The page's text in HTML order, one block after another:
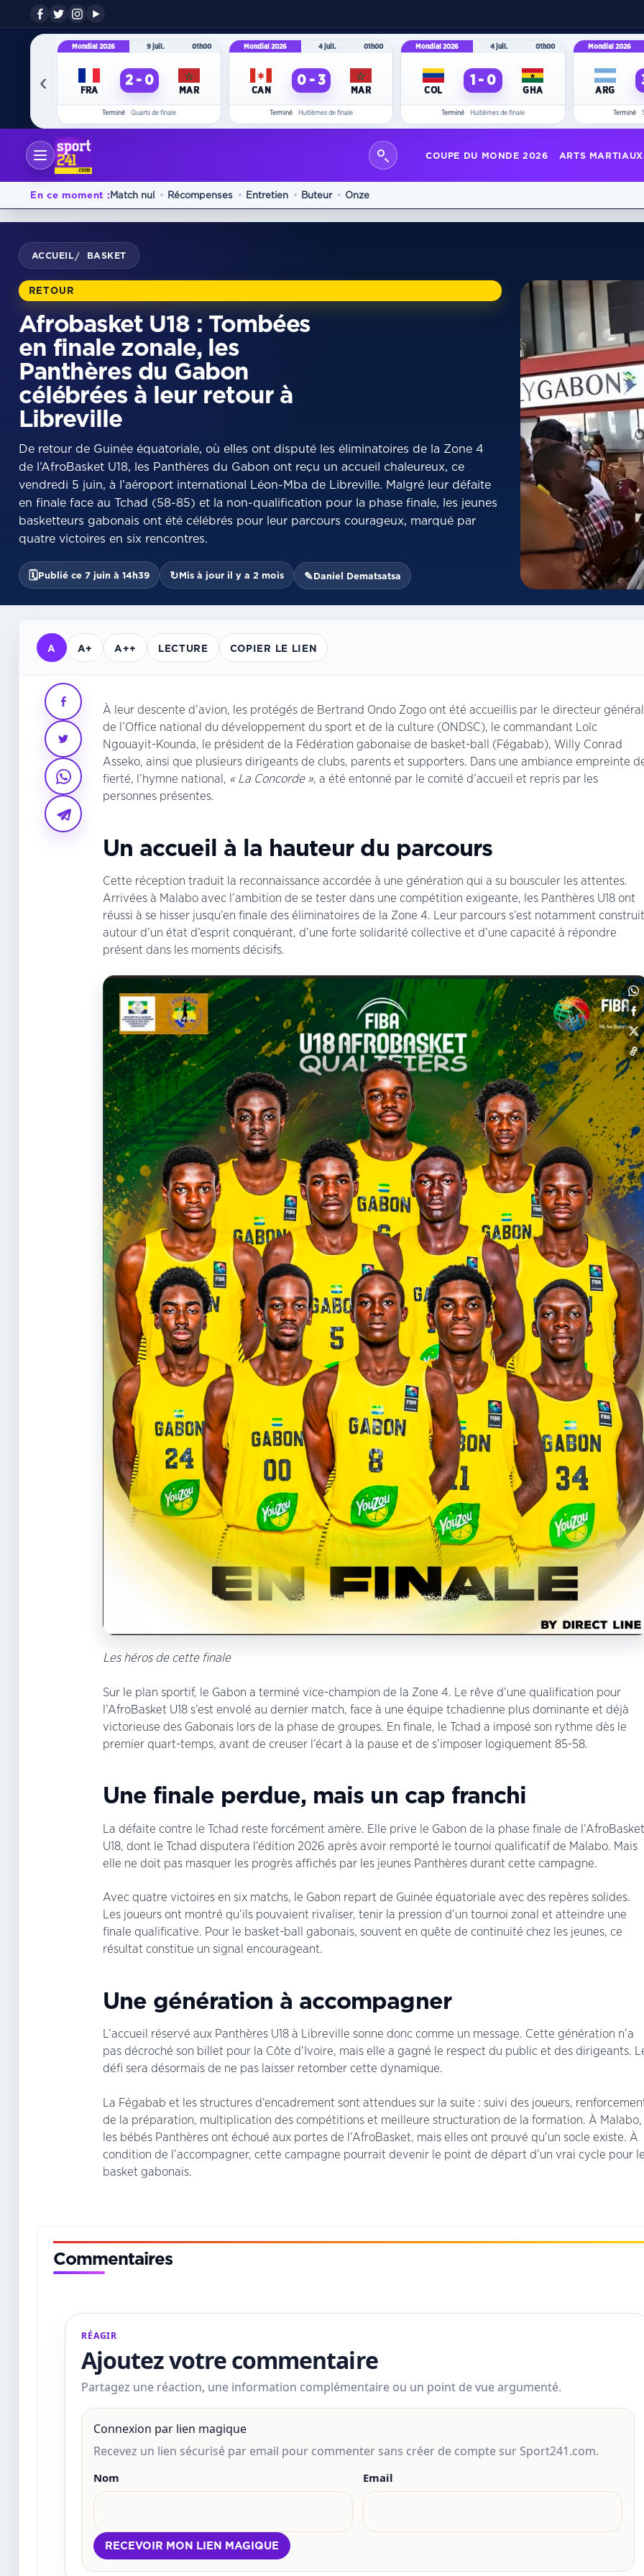
‹
Mondial 2026 9 juil. 01h00
FRA
2 - 0
MAR
Terminé Quarts de finale
Mondial 2026 4 juil. 01h00
CAN
0 - 3
MAR
Terminé Huitièmes de finale
Mondial 2026 4 juil. 01h00
COL
1 - 0
GHA
Terminé Huitièmes de finale
Mondial 2026
ARG
Terminé
COUPE DU MONDE 2026 ARTS MARTIAUX
En ce moment :Match nul Récompenses Entretien Buteur Onze
ACCUEIL/ BASKET
RETOUR
Afrobasket U18 : Tombées
en finale zonale, les
Panthères du Gabon
célébrées à leur retour à
Libreville
De retour de Guinée équatoriale, où elles ont disputé les éliminatoires de la Zone 4
de l’AfroBasket U18, les Panthères du Gabon ont reçu un accueil chaleureux, ce
vendredi 5 juin, à l’aéroport international Léon-Mba de Libreville. Malgré leur défaite
en finale face au Tchad (58-85) et la non-qualification pour la phase finale, les jeunes
basketteurs gabonais ont été célébrés pour leur parcours courageux, marqué par
quatre victoires en six rencontres.
🗓Publié ce 7 juin à 14h39 ↻Mis à jour il y a 2 mois ✎Daniel Dematsatsa
A A+ A++ LECTURE COPIER LE LIEN
À leur descente d’avion, les protégés de Bertrand Ondo Zogo ont été accueillis par le directeur général
de l’Office national du développement du sport et de la culture (ONDSC), le commandant Loïc
Ngouayit-Kounda, le président de la Fédération gabonaise de basket-ball (Fégabab), Willy Conrad
Asseko, ainsi que plusieurs dirigeants de clubs, parents et supporters. Dans une ambiance empreinte
fierté, l’hymne national, « La Concorde », a été entonné par le comité d’accueil et repris par les
personnes présentes.
Un accueil à la hauteur du parcours
Cette réception traduit la reconnaissance accordée à une génération qui a su bousculer les attentes.
Arrivées à Malabo avec l’ambition de se tester dans une compétition exigeante, les Panthères U18 ont
réussi à se hisser jusqu’en finale des éliminatoires de la Zone 4. Leur parcours s’est notamment construit
autour d’un état d’esprit conquérant, d’une forte solidarité collective et d’une capacité à répondre
présent dans les moments décisifs.
Les héros de cette finale
Sur le plan sportif, le Gabon a terminé vice-champion de la Zone 4. Le rêve d’une qualification pour
l’AfroBasket U18 s’est envolé au dernier match, face à une équipe tchadienne plus dominante et déjà
victorieuse des Gabonais lors de la phase de groupes. En finale, le Tchad a imposé son rythme dès le
premier quart-temps, avant de creuser l’écart à la pause et de s’imposer logiquement 85-58.
Une finale perdue, mais un cap franchi
La défaite contre le Tchad reste forcément amère. Elle prive le Gabon de la phase finale de l’AfroBasket
U18, dont le Tchad disputera l’édition 2026 après avoir remporté le tournoi qualificatif de Malabo. Mais
elle ne doit pas masquer les progrès affichés par les jeunes Panthères durant cette campagne.
Avec quatre victoires en six matchs, le Gabon repart de Guinée équatoriale avec des repères solides.
Les joueurs ont montré qu’ils pouvaient rivaliser, tenir la pression d’un tournoi zonal et atteindre une
finale qualificative. Pour le basket-ball gabonais, souvent en quête de continuité chez les jeunes, ce
résultat constitue un signal encourageant.
Une génération à accompagner
L’accueil réservé aux Panthères U18 à Libreville sonne donc comme un message. Cette génération n’a
pas décroché son billet pour la Côte d’Ivoire, mais elle a gagné le respect du public et des dirigeants.
défi sera désormais de ne pas laisser retomber cette dynamique.
La Fégabab et les structures d’encadrement sont attendues sur la suite : suivi des joueurs,
de la préparation, multiplication des compétitions et meilleure structuration de la formation. À Malabo,
les bébés Panthères ont échoué aux portes de l’AfroBasket, mais elles ont prouvé qu’un socle existe. À
condition de l’accompagner, cette campagne pourrait devenir le point de départ d’un vrai cycle pour le
basket gabonais.
Commentaires
RÉAGIR
Ajoutez votre commentaire
Partagez une réaction, une information complémentaire ou un point de vue argumenté.
Connexion par lien magique
Recevez un lien sécurisé par email pour commenter sans créer de compte sur Sport241.com.
Nom Email